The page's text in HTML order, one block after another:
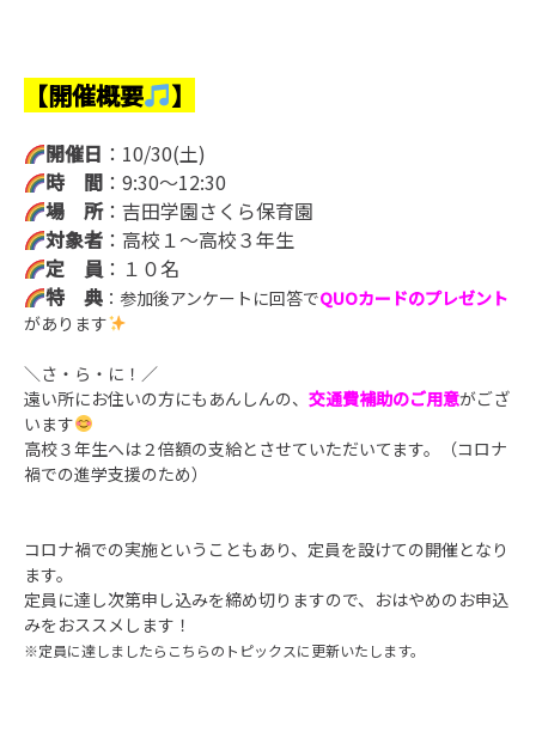
【開催概要 】
開催日 ：10/30(土)
時 間 ：9:30～12:30
場 所：吉田学園さくら保育園
対象者 ：高校１～高校３年生
定 員 ：１０名
特 典 ：参加後アンケートに回答でQUOカードのプレゼント
があります
＼さ・ら・に！／
遠い所にお住いの方にもあんしんの、 交通費補助のご用意がござ
います
高校３年生へは２倍額の支給とさせていただいてます。（コロナ
禍での進学支援のため）
コロナ禍での実施ということもあり、定員を設けての開催となり
ます。
定員に達し次第申し込みを締め切りますので、おはやめのお申込
みをおススメします！
※定員に達しましたらこちらのトピックスに更新いたします。